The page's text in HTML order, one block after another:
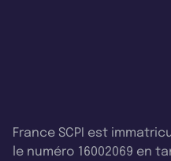
France SCPI est
le numéro 16002069 en